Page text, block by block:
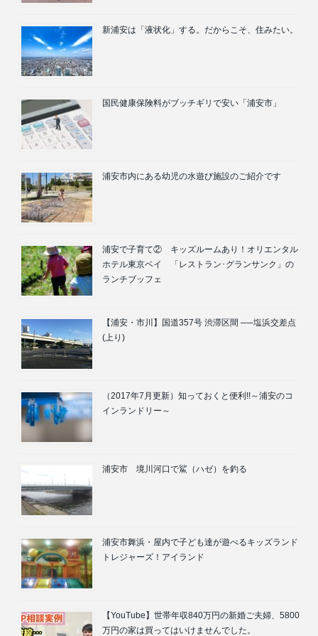
新浦安は「液状化」する。だからこそ、住みたい。
国民健康保険料がブッチギリで安い「浦安市」
浦安市内にある幼児の水遊び施設のご紹介です
浦安で子育て② キッズルームあり！オリエンタル
ホテル東京ベイ 「レストラン･グランサンク」の
ランチブッフェ
【浦安・市川】国道357号 渋滞区間 ──塩浜交差点
(上り)
（2017年7月更新）知っておくと便利!!～浦安のコ
インランドリー～
浦安市 境川河口で鯊（ハゼ）を釣る
浦安市舞浜・屋内で子ども達が遊べるキッズランド
トレジャーズ！アイランド
【YouTube】世帯年収840万円の新婚ご夫婦、5800
万円の家は買ってはいけませんでした。